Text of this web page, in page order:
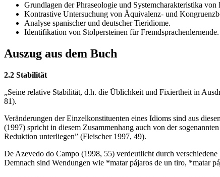
Grundlagen der Phraseologie und Systemcharakteristika von
Kontrastive Untersuchung von Äquivalenz- und
Analyse spanischer und deutscher Tieridiome.
Identifikation von Stolpersteinen für Fremdsprachenlernende.
Auszug aus dem Buch
2.2 Stabilität
„Seine relative Stabilität, d.h. die Üblichkeit und Fixiertheit in
81).
Veränderungen der Einzelkonstituenten eines Idioms sind aus
(1997) spricht in diesem Zusammenhang auch von der
Reduktion unterliegen” (Fleischer 1997, 49).
De Azevedo do Campo (1998, 55) verdeutlicht durch
Demnach sind Wendungen wie *matar pájaros de un tiro, *matar